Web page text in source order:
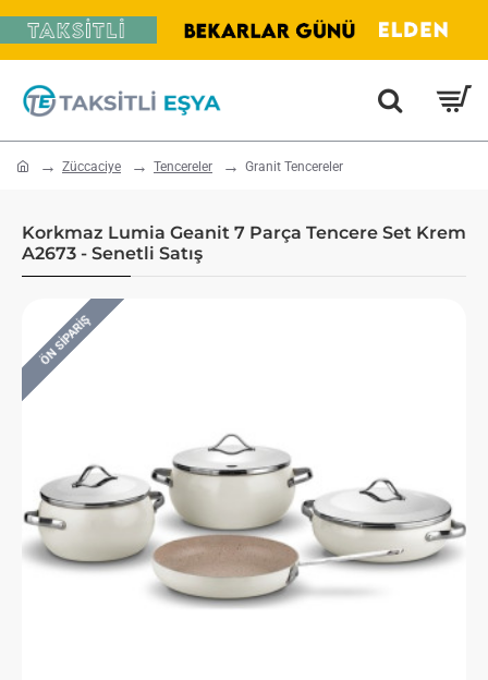
home Züccaciye Tencereler Granit Tencereler
Korkmaz Lumia Geanit 7 Parça Tencere Set Krem
A2673 - Senetli Satış
ÖN SIPARIŞ